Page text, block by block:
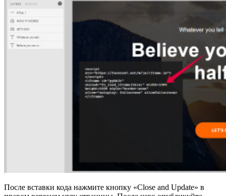
После вставки кода нажмите кнопку «Close and Update» в